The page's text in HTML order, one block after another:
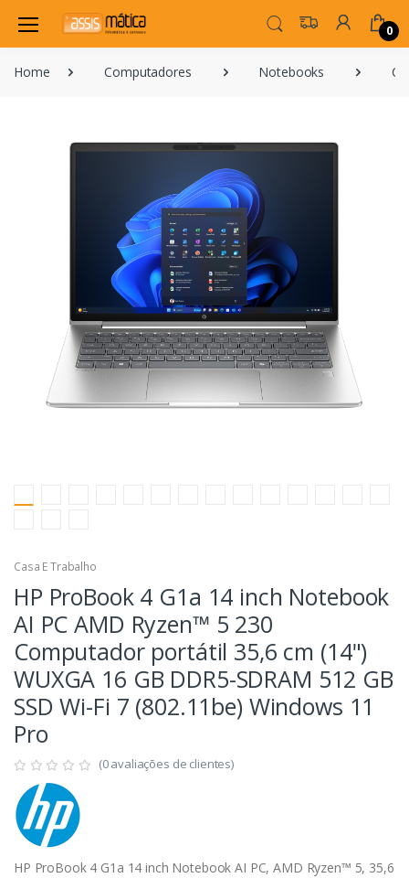
0
Home Computadores Notebooks
Casa E Trabalho
HP ProBook 4 G1a 14 inch Notebook
AI PC AMD Ryzen™ 5 230
Computador portátil 35,6 cm (14")
WUXGA 16 GB DDR5-SDRAM 512 GB
SSD Wi-Fi 7 (802.11be) Windows 11
Pro
(0 avaliações de clientes)
HP ProBook 4 G1a 14 inch Notebook AI PC, AMD Ryzen™ 5, 35,6